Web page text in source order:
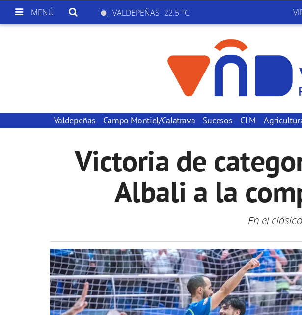
MENÚ VALDEPEÑAS 22.5 °C
Valdepeñas Campo Montiel/Calatrava Sucesos CLM
Victoria de
Albali a la
En el